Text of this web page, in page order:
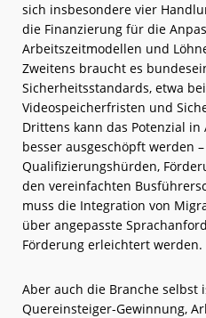
sich insbesondere vier
die Finanzierung für die
Arbeitszeitmodellen und
Zweitens braucht es
Sicherheitsstandards, etwa
Videospeicherfristen und
Drittens kann das Potenzial
besser ausgeschöpft werden
Qualifizierungshürden,
den vereinfachten
muss die Integration von
über angepasste
Förderung erleichtert werden.
Aber auch die Branche selbst
Quereinsteiger-Gewinnung,